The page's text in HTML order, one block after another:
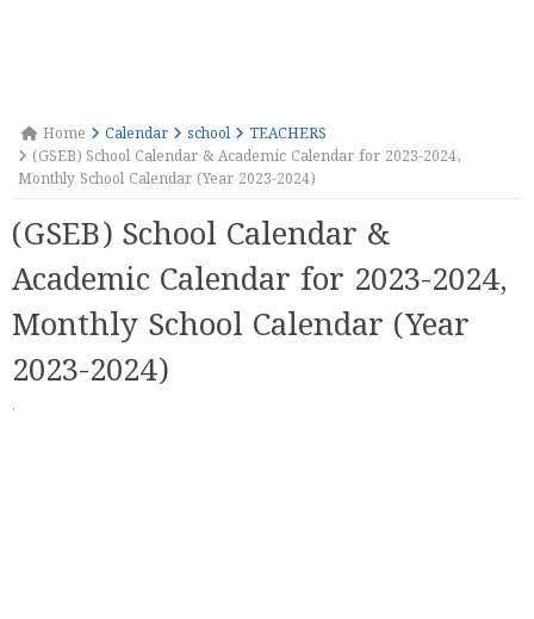
Home Calendar school
TEACHERS
(GSEB) School Calendar & Academic Calendar for 2023-2024,
Monthly School Calendar (Year 2023-2024)
(GSEB) School Calendar &
Academic Calendar for 2023-2024,
Monthly School Calendar (Year
2023-2024)
·